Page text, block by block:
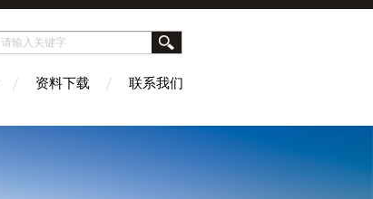
资料下载 联系我们